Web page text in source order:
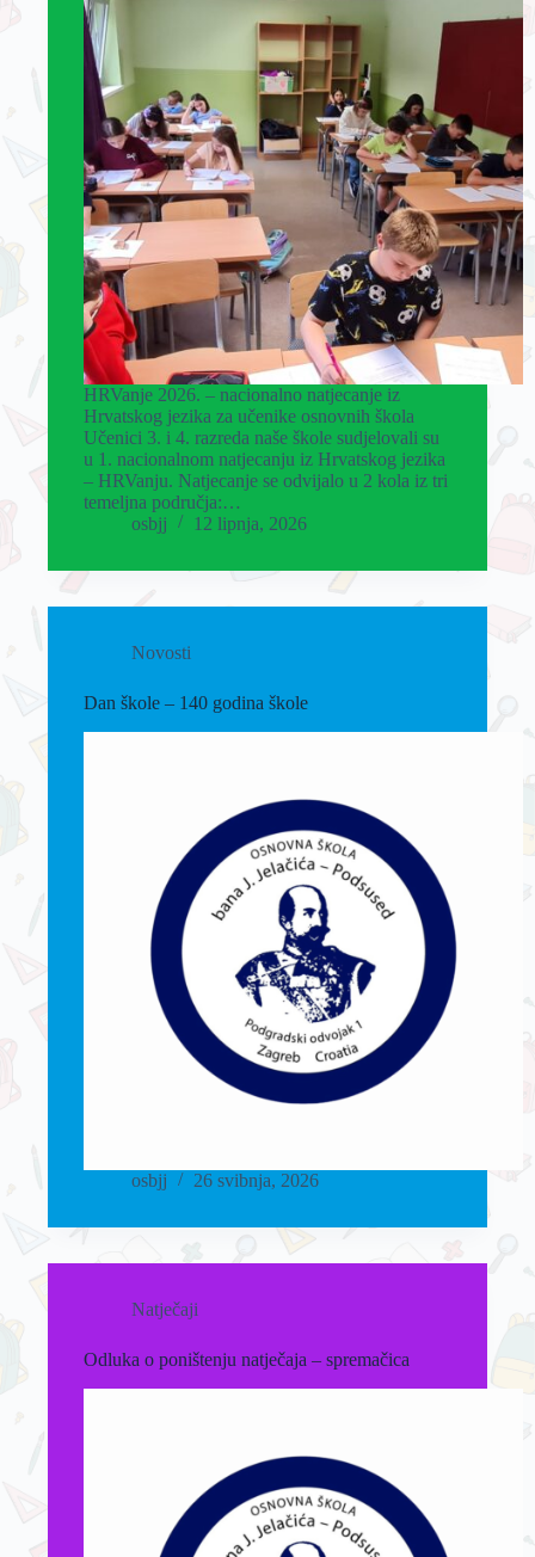
HRVanje 2026. – nacionalno natjecanje iz
Hrvatskog jezika za učenike osnovnih škola
Učenici 3. i 4. razreda naše škole sudjelovali su
u 1. nacionalnom natjecanju iz Hrvatskog jezika
– HRVanju. Natjecanje se odvijalo u 2 kola iz tri
temeljna područja:…
osbjj
12 lipnja, 2026
Novosti
Dan škole – 140 godina škole
osbjj 26 svibnja, 2026
Natječaji
Odluka o poništenju natječaja – spremačica